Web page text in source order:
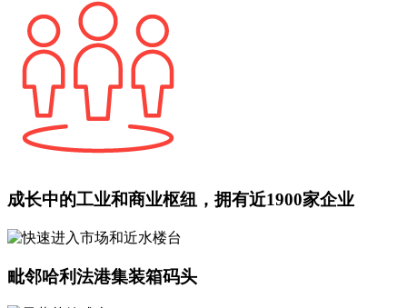
成长中的工业和商业枢纽，拥有近1900家企业
毗邻哈利法港集装箱码头